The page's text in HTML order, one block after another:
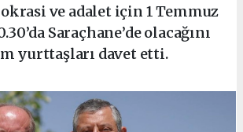
ve adalet için 1 Temmuz
Saraçhane’de olacağını
yurttaşları davet etti.